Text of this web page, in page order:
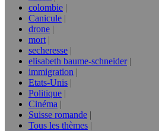
colombie
Canicule
drone
mort
secheresse
elisabeth baume-schneider
immigration
Etats-Unis
Politique
Cinéma
Suisse romande
Tous les thèmes